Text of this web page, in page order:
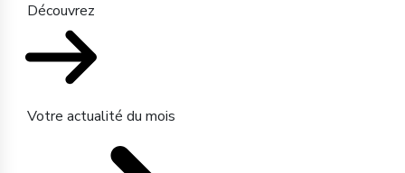
Découvrez
Votre actualité du mois